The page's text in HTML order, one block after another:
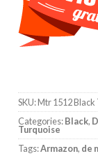
SKU:Mtr 1512
Categories:Black,
Turquoise
Tags:Armazon, de